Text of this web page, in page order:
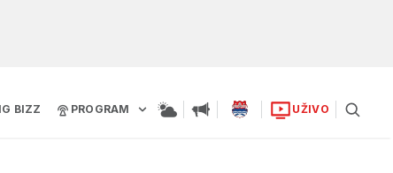
BIZZ PROGRAM UŽIVO